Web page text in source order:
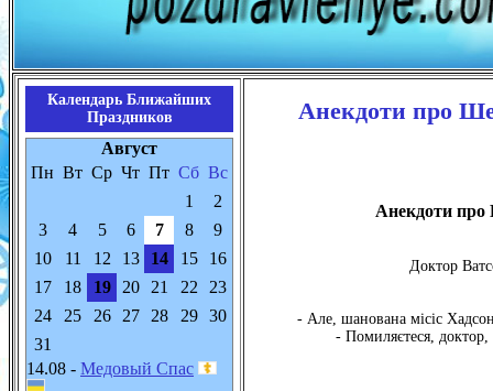
Календарь Ближайших
Праздников
Август
Пн Вт Ср Чт Пт Сб Вс
1
2
3
4 5 6 7 8
9
10
11 12 13 14 15
16
17
18 19 20 21 22
23
24
25 26 27 28 29
30
31
14.08 - Медовый Спас
Анекдоти про
Анекдоти про
Доктор
- Але, шанована місіс
- Помиляєтеся,